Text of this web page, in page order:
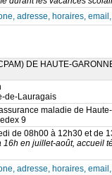
adresse, horaires,
DE HAUTE-
de-Lauragais
maladie de
9
de 08h00 à 12h30 et de
16h en juillet-août, accueil
adresse, horaires,